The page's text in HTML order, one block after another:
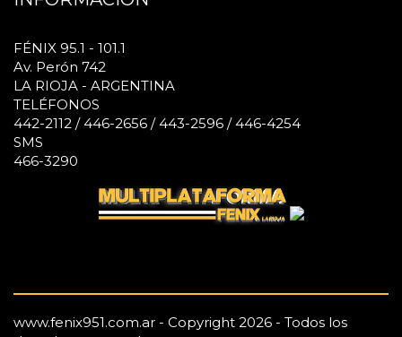
FÉNIX 95.1 - 101.1
Av. Perón 742
LA RIOJA - ARGENTINA
TELÉFONOS
442-2112 / 446-2656 / 443-2596 / 446-4254
SMS
466-3290
www.fenix951.com.ar - Copyright 2026 - Todos los